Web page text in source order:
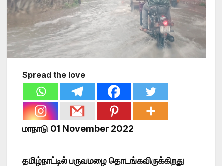
Spread the love
மாநாடு 01 November 2022
தமிழ்நாட்டில் பருவமழை தொடங்கவிருக்கிறது